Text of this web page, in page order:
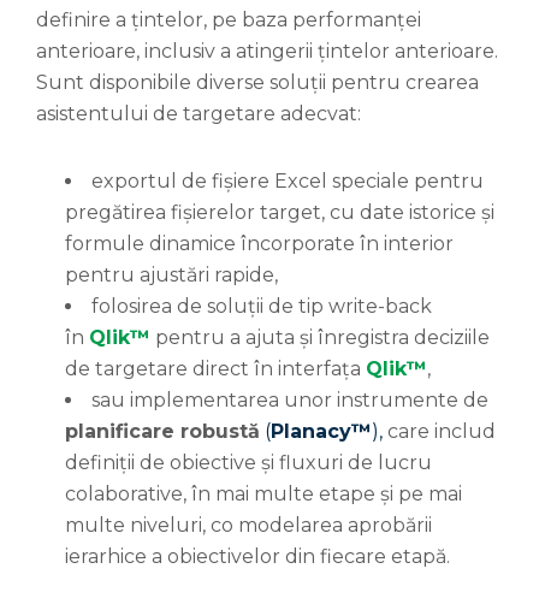
definire a țintelor, pe baza performanței
anterioare, inclusiv a atingerii țintelor anterioare.
Sunt disponibile diverse soluții pentru crearea
asistentului de targetare adecvat:
exportul de fișiere Excel speciale pentru
pregătirea fișierelor target, cu date istorice și
formule dinamice încorporate în interior
pentru ajustări rapide,
folosirea de soluții de tip write-back
în Qlik™ pentru a ajuta și înregistra deciziile
de targetare direct în interfața Qlik™,
sau implementarea unor instrumente de
planificare robustă (Planacy™), care includ
definiții de obiective și fluxuri de lucru
colaborative, în mai multe etape și pe mai
multe niveluri, co modelarea aprobării
ierarhice a obiectivelor din fiecare etapă.